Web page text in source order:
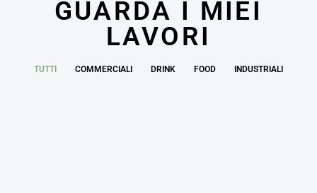
GUARDA I MIEI
LAVORI
TUTTI COMMERCIALI DRINK FOOD INDUSTRIALI